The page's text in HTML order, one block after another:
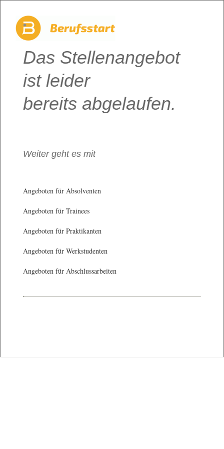
Das Stellenangebot
ist leider
bereits abgelaufen.
Weiter geht es mit
Angeboten für Absolventen
Angeboten für Trainees
Angeboten für Praktikanten
Angeboten für Werkstudenten
Angeboten für Abschlussarbeiten